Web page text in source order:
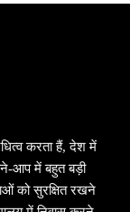
करता हैं, देश में
आप में बहुत बड़ी
को सुरक्षित रखने